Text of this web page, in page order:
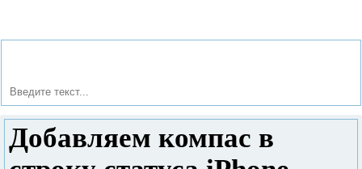
Добавляем компас в